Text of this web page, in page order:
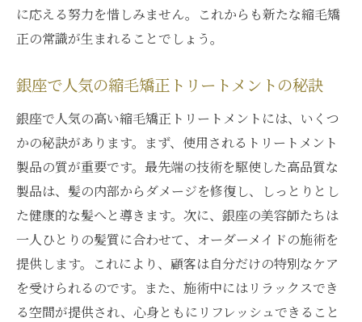
に応える努力を惜しみません。これからも新たな縮毛矯
正の常識が生まれることでしょう。
銀座で人気の縮毛矯正トリートメントの秘訣
銀座で人気の高い縮毛矯正トリートメントには、いくつ
かの秘訣があります。まず、使用されるトリートメント
製品の質が重要です。最先端の技術を駆使した高品質な
製品は、髪の内部からダメージを修復し、しっとりとし
た健康的な髪へと導きます。次に、銀座の美容師たちは
一人ひとりの髪質に合わせて、オーダーメイドの施術を
提供します。これにより、顧客は自分だけの特別なケア
を受けられるのです。また、施術中にはリラックスでき
る空間が提供され、心身ともにリフレッシュできること